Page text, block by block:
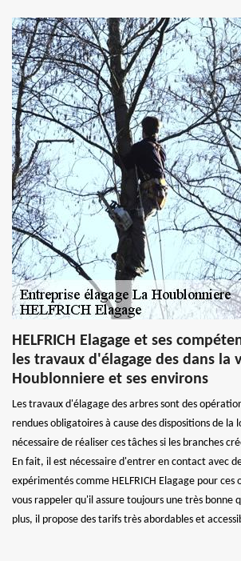
HELFRICH Elagage et ses
les travaux d'élagage des dans la
Houblonniere et ses environs
Les travaux d'élagage des arbres sont des
rendues obligatoires à cause des dispositions de la
nécessaire de réaliser ces tâches si les branches
En fait, il est nécessaire d'entrer en contact avec
expérimentés comme HELFRICH Elagage pour ces
vous rappeler qu'il assure toujours une très bonne
plus, il propose des tarifs très abordables et